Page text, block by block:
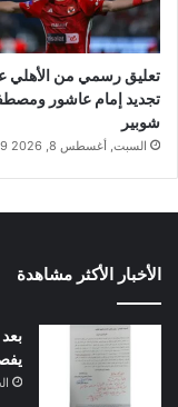
تعليق رسمي من الأهلي
تجديد إمام عاشور
شوبير
السبت, أغسطس 8, 2026 8:09 م
الأخبار الأكثر مشاهدة